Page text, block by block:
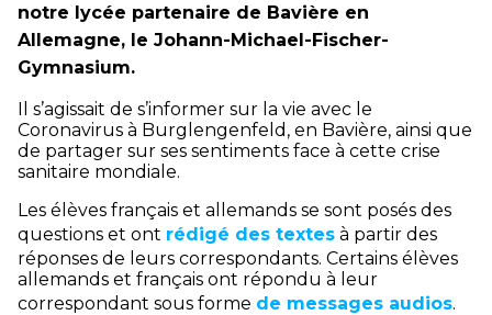
notre lycée partenaire de Bavière en
Allemagne, le Johann-Michael-Fischer-
Gymnasium.
Il s’agissait de s’informer sur la vie avec le
Coronavirus à Burglengenfeld, en Bavière, ainsi que
de partager sur ses sentiments face à cette crise
sanitaire mondiale.
Les élèves français et allemands se sont posés des
questions et ont rédigé des textes à partir des
réponses de leurs correspondants. Certains élèves
allemands et français ont répondu à leur
correspondant sous forme de messages audios.